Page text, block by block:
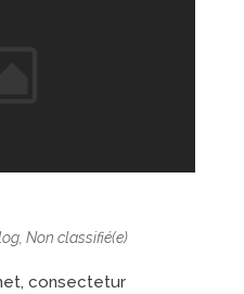
, Non classifié(e)
consectetur